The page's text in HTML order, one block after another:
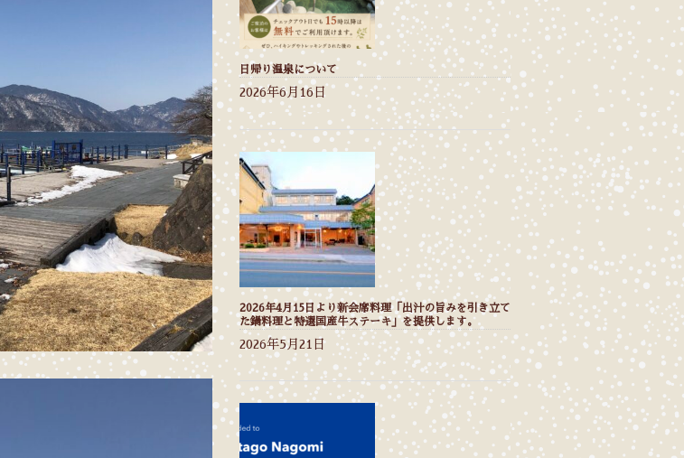
日帰り温泉について
2026年6月16日
2026年4月15日より新会席料理「出汁の旨みを引き立て
た鍋料理と特選国産牛ステーキ」を提供します。
2026年5月21日